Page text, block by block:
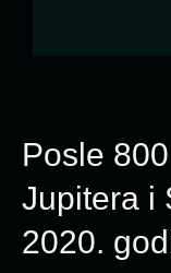
Posle
Jupitera i
2020.